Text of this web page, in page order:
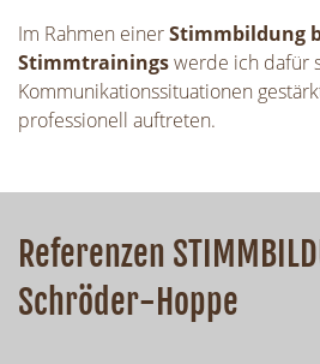
Im Rahmen einerStimmbildung
Stimmtrainingswerde ich dafür
Kommunikationssituationen
professionell auftreten.
Referenzen
Schröder-Hoppe